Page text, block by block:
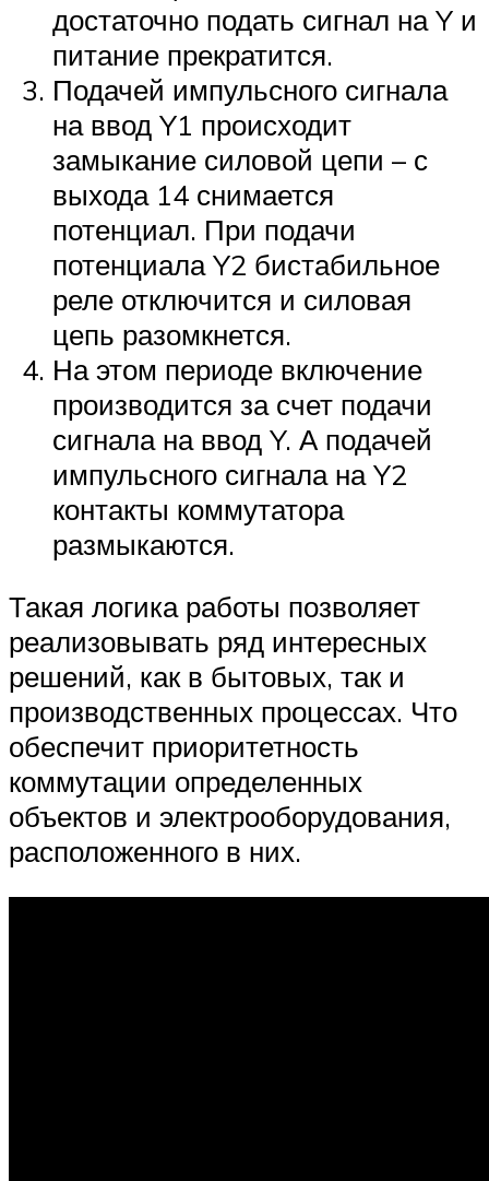
достаточно подать сигнал на Y и
питание прекратится.
Подачей импульсного сигнала
на ввод Y1 происходит
замыкание силовой цепи – с
выхода 14 снимается
потенциал. При подачи
потенциала Y2 бистабильное
реле отключится и силовая
цепь разомкнется.
На этом периоде включение
производится за счет подачи
сигнала на ввод Y. А подачей
импульсного сигнала на Y2
контакты коммутатора
размыкаются.
Такая логика работы позволяет
реализовывать ряд интересных
решений, как в бытовых, так и
производственных процессах. Что
обеспечит приоритетность
коммутации определенных
объектов и электрооборудования,
расположенного в них.